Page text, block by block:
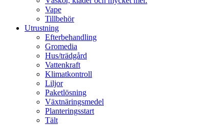
Vape
Tillbehör
Utrustning
Efterbehandling
Gromedia
Hus/trädgård
Vattenkraft
Klimatkontroll
Liljor
Paketlösning
Växtnäringsmedel
Planteringsstart
Tält